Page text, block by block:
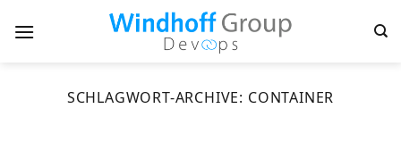
Inhalt
SCHLAGWORT-ARCHIVE: CONTAINER